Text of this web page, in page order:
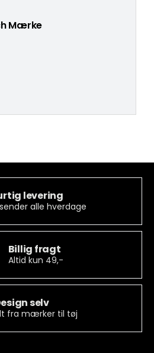
Mærke
levering
alle hverdage
Billig fragt
Altid kun 49,-
selv
fra mærker til tøj